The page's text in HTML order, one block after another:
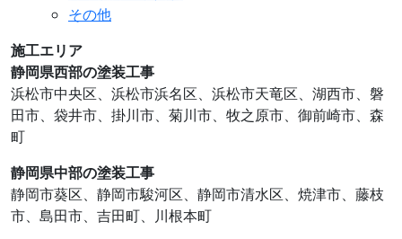
その他
施工エリア
静岡県西部の塗装工事
浜松市中央区、浜松市浜名区、浜松市天竜区、湖⻄市、磐
田市、袋井市、掛川市、菊川市、牧之原市、御前崎市、森
町
静岡県中部の塗装工事
静岡市葵区、静岡市駿河区、静岡市清水区、焼津市、藤枝
市、島田市、吉田町、川根本町